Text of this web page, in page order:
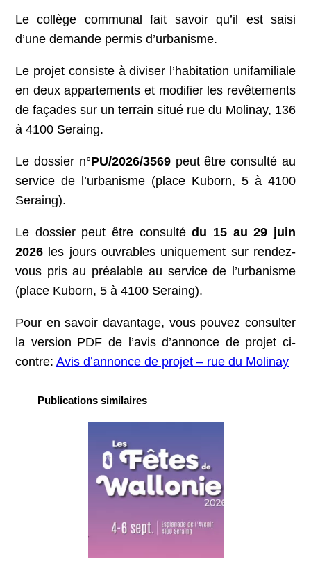
Le collège communal fait savoir qu’il est saisi
d’une demande permis d’urbanisme.
Le projet consiste à diviser l’habitation unifamiliale
en deux appartements et modifier les revêtements
de façades sur un terrain situé rue du Molinay, 136
à 4100 Seraing.
Le dossier n°PU/2026/3569peut être consulté au
service de l’urbanisme (place Kuborn, 5 à 4100
Seraing).
Le dossier peut être consultédu 15 au 29 juin
2026 les jours ouvrables uniquement sur rendez-
vous pris au préalable au service de l’urbanisme
(place Kuborn, 5 à 4100 Seraing).
Pour en savoir davantage, vous pouvez consulter
la version PDF de l’avis d’annonce de projet ci-
contre: Avis d’annonce de projet – rue du Molinay
Publications similaires